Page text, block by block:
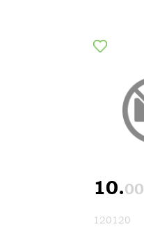
10.00
120120